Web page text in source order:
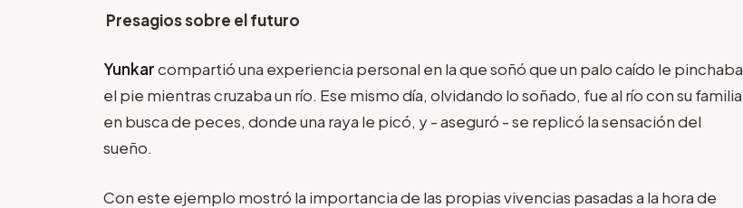
Presagios sobre el futuro
Yunkarcompartió una experiencia personal en la que soñó que un palo caído le pinchaba
el pie mientras cruzaba un río. Ese mismo día, olvidando lo soñado, fue al río con su familia
en busca de peces, donde una raya le picó, y - aseguró - se replicó la sensación del
sueño.
Con este ejemplo mostró la importancia de las propias vivencias pasadas a la hora de